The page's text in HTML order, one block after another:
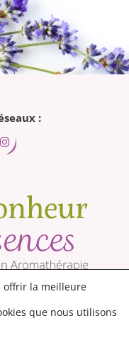
:
offrir la meilleure
que nous utilisons
cookies GDPR